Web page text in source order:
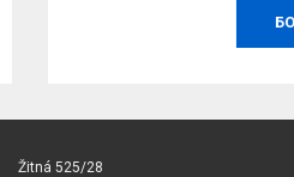
БОЛЕЕ
Žitná 525/28